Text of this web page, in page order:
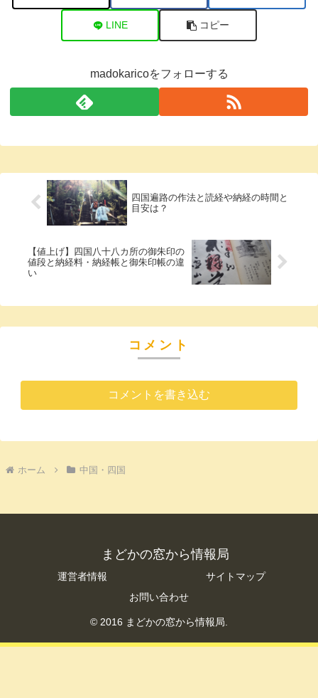
LINE コピー
madokaricoをフォローする
四国遍路の作法と読経や納経の時間と
目安は？
【値上げ】四国八十八カ所の御朱印の
値段と納経料・納経帳と御朱印帳の違
い
コメント
コメントを書き込む
ホーム 中国・四国
まどかの窓から情報局
運営者情報
サイトマップ
お問い合わせ
© 2016 まどかの窓から情報局.